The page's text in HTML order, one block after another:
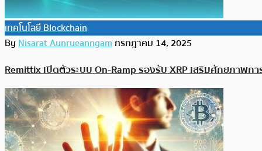
เทคโนโลยี Blockchain
ByNisarat Aunrueanngamกรกฎาคม 14, 2025
Remittix เปิดตัวระบบ On-Ramp รองรับ XRP เสริมศักยภาพกา